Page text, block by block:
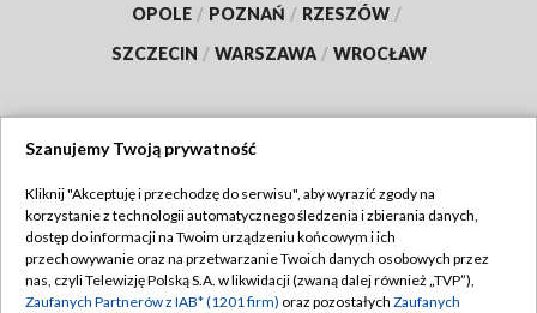
OPOLE / POZNAŃ / RZESZÓW /
SZCZECIN / WARSZAWA / WROCŁAW
TVP
Abonament TVP
Emisja w TVP
Regulamin TVP
Polityka prywatności
Szanujemy Twoją prywatność
Kliknij "Akceptuję i przechodzę do serwisu", aby wyrazić zgody na
korzystanie z technologii automatycznego śledzenia i zbierania danych,
dostęp do informacji na Twoim urządzeniu końcowym i ich
przechowywanie oraz na przetwarzanie Twoich danych osobowych przez
nas, czyli Telewizję Polską S.A. w likwidacji (zwaną dalej również „TVP”),
Zaufanych Partnerów z IAB* (1201 firm) oraz pozostałych Zaufanych